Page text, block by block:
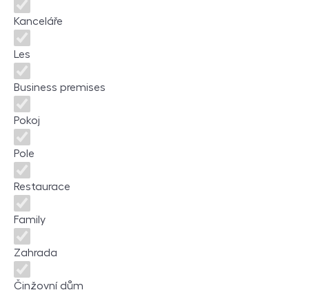
Kanceláře
Les
Business premises
Pokoj
Pole
Restaurace
Family
Zahrada
Činžovní dům